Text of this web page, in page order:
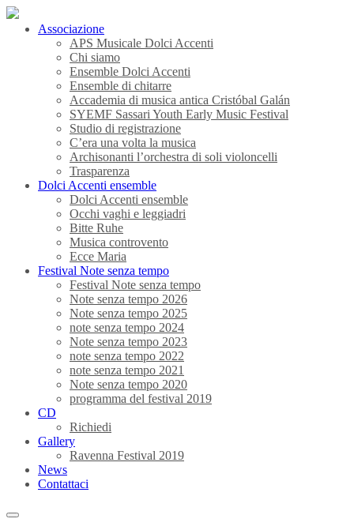
Associazione
APS Musicale Dolci Accenti
Chi siamo
Ensemble Dolci Accenti
Ensemble di chitarre
Accademia di musica antica Cristóbal Galán
SYEMF Sassari Youth Early Music Festival
Studio di registrazione
C’era una volta la musica
Archisonanti l’orchestra di soli violoncelli
Trasparenza
Dolci Accenti ensemble
Dolci Accenti ensemble
Occhi vaghi e leggiadri
Bitte Ruhe
Musica controvento
Ecce Maria
Festival Note senza tempo
Festival Note senza tempo
Note senza tempo 2026
Note senza tempo 2025
note senza tempo 2024
Note senza tempo 2023
note senza tempo 2022
note senza tempo 2021
Note senza tempo 2020
programma del festival 2019
CD
Richiedi
Gallery
Ravenna Festival 2019
News
Contattaci